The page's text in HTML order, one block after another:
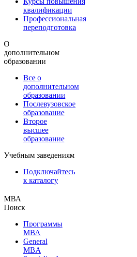
квалификации
Профессиональная
переподготовка
О
дополнительном
образовании
Все о
дополнительном
образовании
Послевузовское
образование
Второе
высшее
образование
Учебным заведениям
Подключайтесь
к каталогу
МВА
Поиск
Программы
МВА
General
MBA